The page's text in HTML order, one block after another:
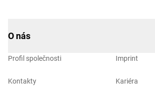
O nás
Profil společnosti
Kontakty
Imprint
Kariéra